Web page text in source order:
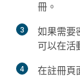
冊 。
3 如果需要
可以在活
4 在註冊頁